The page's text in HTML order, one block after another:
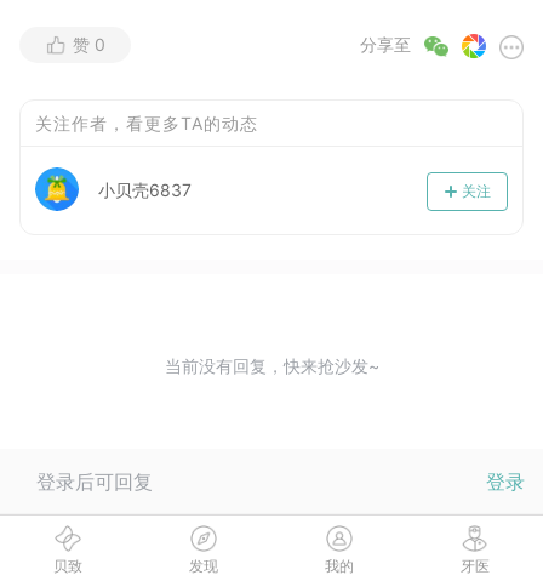
分享至
赞 0
关注作者，看更多TA的动态
关注
小贝壳6837
当前没有回复，快来抢沙发~
登录后可回复 登录
贝致 发现 我的 牙医